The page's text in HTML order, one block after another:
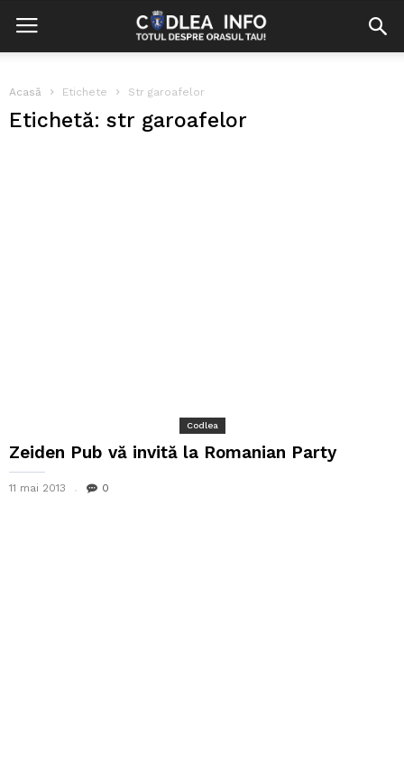
Acasă Etichete Str garoafelor
Etichetă: str garoafelor
Codlea
Zeiden Pub vă invită la Romanian Party
11 mai 2013 0